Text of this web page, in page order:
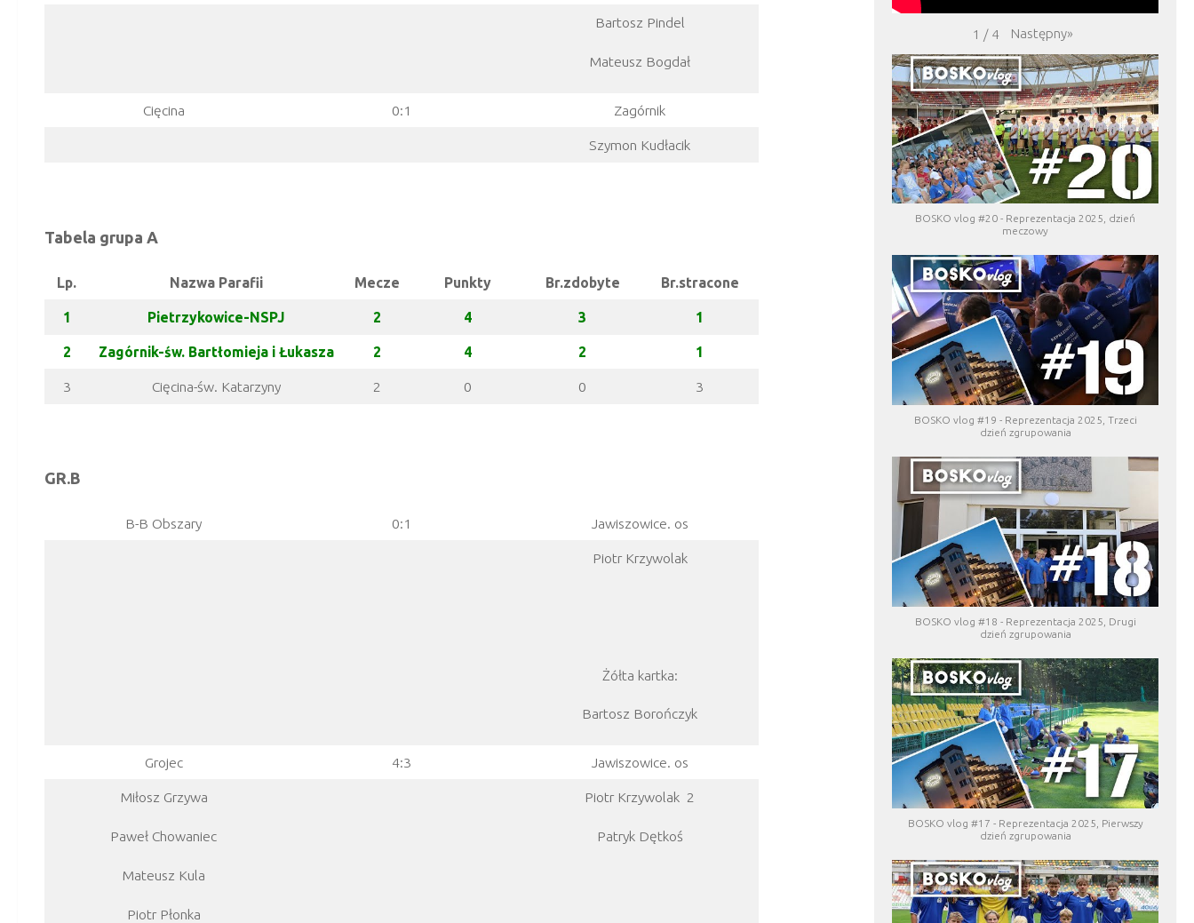
Bartosz Pindel
Mateusz Bogdał
Cięcina 0:1 Zagórnik
Szymon Kudłacik
Tabela grupa A
Lp. Nazwa Parafii Mecze Punkty Br.zdobyte Br.stracone
1 Pietrzykowice-NSPJ 2 4 3 1
2 Zagórnik-św. Bartłomieja i Łukasza 2 4 2 1
3 Cięcina-św. Katarzyny 2 0 0 3
GR.B
B-B Obszary 0:1 Jawiszowice. os
Piotr Krzywolak
Żółta kartka:
Bartosz Borończyk
Grojec 4:3 Jawiszowice. os
Miłosz Grzywa
Paweł Chowaniec
Mateusz Kula
Piotr Płonka
Piotr Krzywolak 2
Patryk Dętkoś
1 / 4 Następny»
BOSKO vlog #20 - Reprezentacja 2025, dzień
meczowy
BOSKO vlog #19 - Reprezentacja 2025, Trzeci
dzień zgrupowania
BOSKO vlog #18 - Reprezentacja 2025, Drugi
dzień zgrupowania
BOSKO vlog #17 - Reprezentacja 2025, Pierwszy
dzień zgrupowania